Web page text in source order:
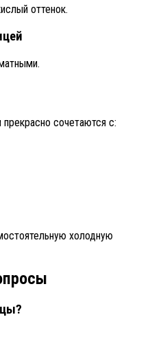
оттенок.
сочетаются с:
холодную